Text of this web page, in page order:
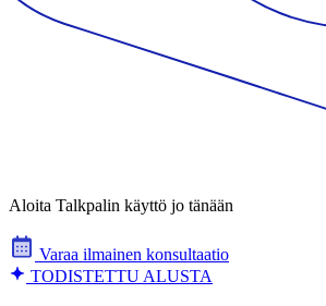
Aloita Talkpalin käyttö jo tänään
Varaa ilmainen konsultaatio
TODISTETTU ALUSTA